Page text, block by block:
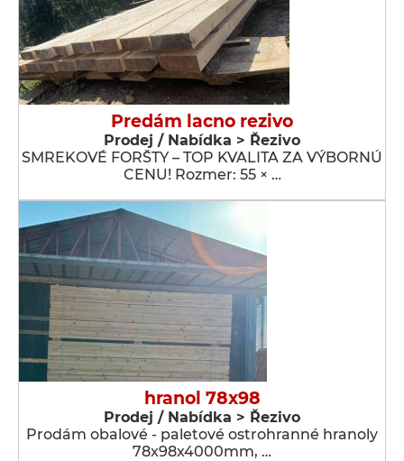
Predám lacno rezivo
Prodej / Nabídka > Řezivo
SMREKOVÉ FORŠTY – TOP KVALITA ZA VÝBORNÚ
CENU! Rozmer: 55 × …
hranol 78x98
Prodej / Nabídka > Řezivo
Prodám obalové - paletové ostrohranné hranoly
78x98x4000mm, …